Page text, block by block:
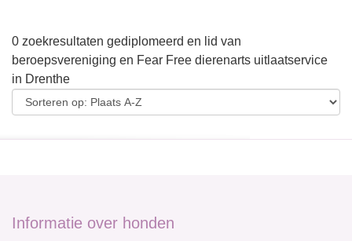
0 zoekresultaten gediplomeerd en lid van
beroepsvereniging en Fear Free dierenarts uitlaatservice
in Drenthe
Informatie over honden